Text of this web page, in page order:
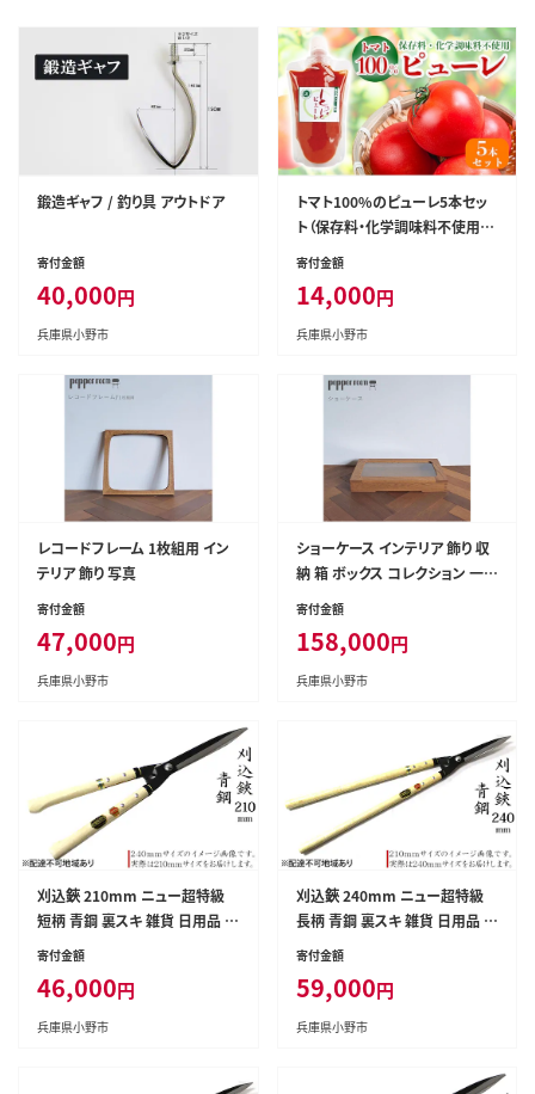
鍛造ギャフ / 釣り具 アウトドア
寄付金額
40,000円
兵庫県小野市
トマト100%のピューレ5本セッ
ト（保存料・化学調味料不使用）
加工食品 野菜 保存料不使用
寄付金額
14,000円
兵庫県小野市
レコードフレーム 1枚組用 イン
テリア 飾り 写真
寄付金額
47,000円
兵庫県小野市
ショーケース インテリア 飾り 収
納 箱 ボックス コレクション 一
級家具製作技能士 資格 職人 デ
家具
寄付金額
158,000円
兵庫県小野市
刈込鋏 210mm ニュー超特級
短柄 青鋼 裏スキ 雑貨 日用品 工
芸品 ハサミ はさみ
寄付金額
46,000円
兵庫県小野市
刈込鋏 240mm ニュー超特級
長柄 青鋼 裏スキ 雑貨 日用品 工
芸品 ハサミ はさみ
寄付金額
59,000円
兵庫県小野市